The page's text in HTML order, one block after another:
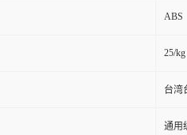
ABS
25/kg
台湾
通用